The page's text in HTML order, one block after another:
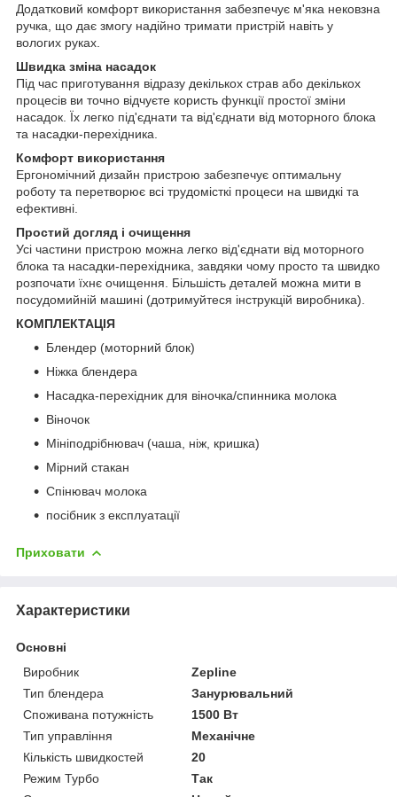
Додатковий комфорт використання забезпечує м'яка нековзна
ручка, що дає змогу надійно тримати пристрій навіть у
вологих руках.
Швидка зміна насадок
Під час приготування відразу декількох страв або декількох
процесів ви точно відчуєте користь функції простої зміни
насадок. Їх легко під'єднати та від'єднати від моторного блока
та насадки-перехідника.
Комфорт використання
Ергономічний дизайн пристрою забезпечує оптимальну
роботу та перетворює всі трудомісткі процеси на швидкі та
ефективні.
Простий догляд і очищення
Усі частини пристрою можна легко від'єднати від моторного
блока та насадки-перехідника, завдяки чому просто та швидко
розпочати їхнє очищення. Більшість деталей можна мити в
посудомийній машині (дотримуйтеся інструкцій виробника).
КОМПЛЕКТАЦІЯ
Блендер (моторний блок)
Ніжка блендера
Насадка-перехідник для віночка/спинника молока
Віночок
Мініподрібнювач (чаша, ніж, кришка)
Мірний стакан
Спінювач молока
посібник з експлуатації
Приховати
Характеристики
Основні
Виробник
Zepline
Тип блендера
Занурювальний
Споживана потужність
1500 Вт
Тип управління
Механічне
Кількість швидкостей
20
Режим Турбо
Так